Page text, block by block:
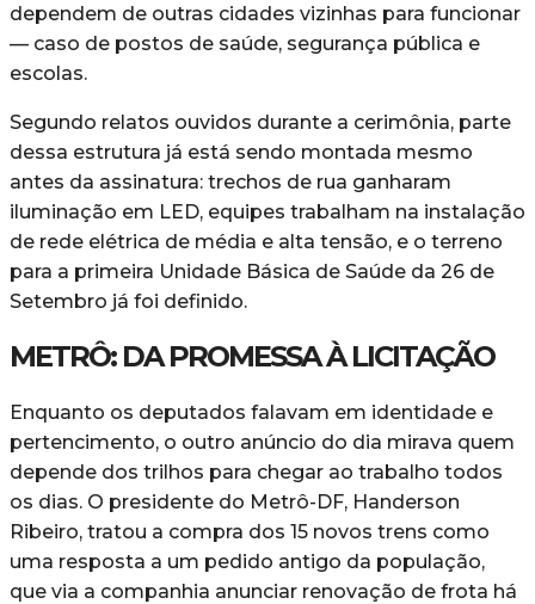
dependem de outras cidades vizinhas para funcionar
— caso de postos de saúde, segurança pública e
escolas.
Segundo relatos ouvidos durante a cerimônia, parte
dessa estrutura já está sendo montada mesmo
antes da assinatura: trechos de rua ganharam
iluminação em LED, equipes trabalham na instalação
de rede elétrica de média e alta tensão, e o terreno
para a primeira Unidade Básica de Saúde da 26 de
Setembro já foi definido.
METRÔ: DA PROMESSA À LICITAÇÃO
Enquanto os deputados falavam em identidade e
pertencimento, o outro anúncio do dia mirava quem
depende dos trilhos para chegar ao trabalho todos
os dias. O presidente do Metrô-DF, Handerson
Ribeiro, tratou a compra dos 15 novos trens como
uma resposta a um pedido antigo da população,
que via a companhia anunciar renovação de frota há